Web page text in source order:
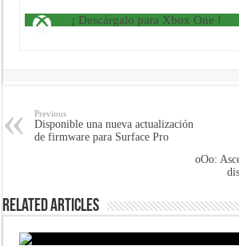
¡ Descárgalo para Xbox One !
Previous
Disponible una nueva actualización
de firmware para Surface Pro
oOo:
Related Articles